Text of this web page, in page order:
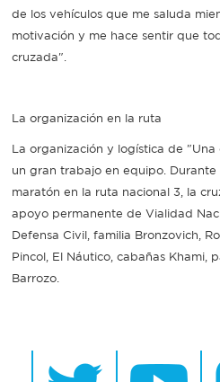
de los vehículos que me saluda
motivación y me hace sentir que
cruzada".
La organización en la ruta
La organización y logística de
un gran trabajo en equipo.
maratón en la ruta nacional 3, la
apoyo permanente de Vialidad
Defensa Civil, familia Bronzovich,
Pincol, El Náutico, cabañas Khami,
Barrozo.